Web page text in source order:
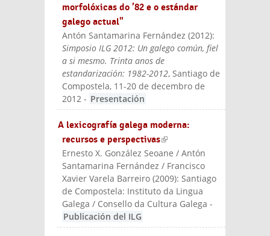
morfolóxicas do ’82 e o estándar
galego actual"
Antón Santamarina Fernández (2012):
Simposio ILG 2012: Un galego común, fiel
a si mesmo. Trinta anos de
estandarización: 1982-2012, Santiago de
Compostela, 11-20 de decembro de
2012 - Presentación
A lexicografía galega moderna:
recursos e perspectivas(link is
external)
Ernesto X. González Seoane / Antón
Santamarina Fernández / Francisco
Xavier Varela Barreiro (2009):Santiago
de Compostela: Instituto da Lingua
Galega / Consello da Cultura Galega -
Publicación del ILG